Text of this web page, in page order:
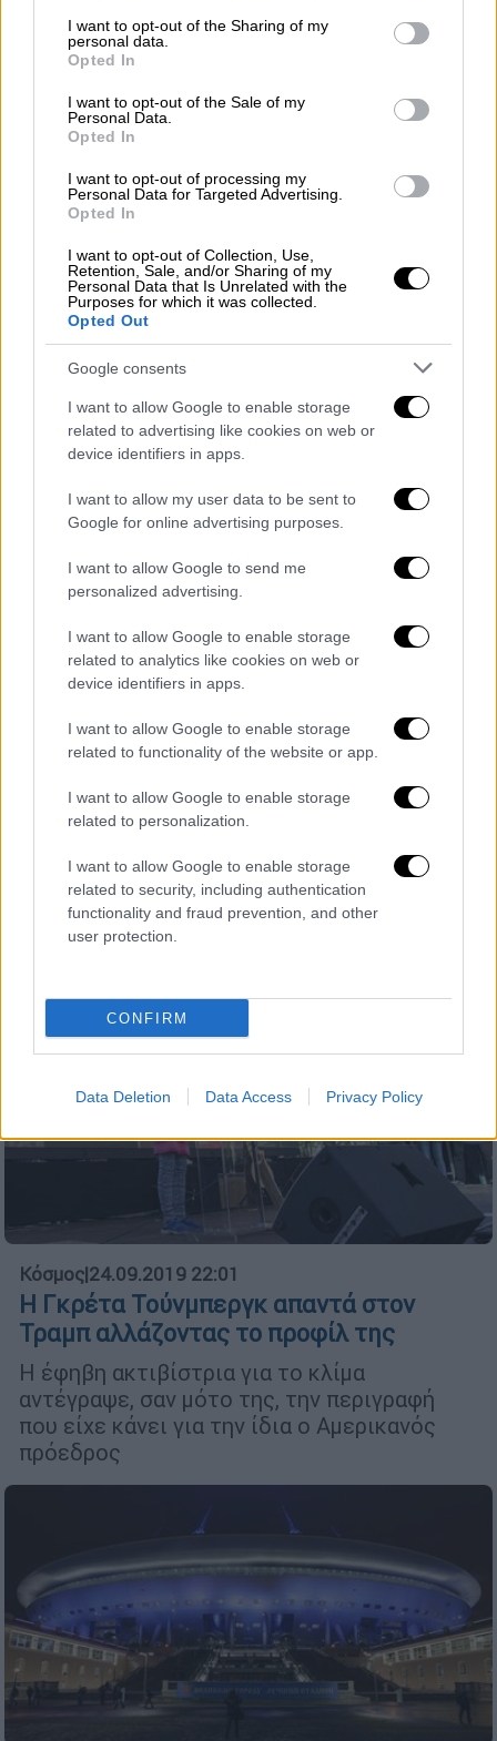
not limited to your visit or usage behaviour. You may click to
grant or deny consent to Google and its third-party tags to
use your data for below specified purposes in below Google
consent section.
I want to opt-out of the Sharing of my
personal data.
Opted In
I want to opt-out of the Sale of my
Personal Data.
Opted In
I want to opt-out of processing my
Personal Data for Targeted Advertising.
Opted In
I want to opt-out of Collection, Use,
Retention, Sale, and/or Sharing of my
Personal Data that Is Unrelated with the
Purposes for which it was collected.
Opted Out
Google consents
I want to allow Google to enable storage
related to advertising like cookies on web or
device identifiers in apps.
I want to allow my user data to be sent to
Google for online advertising purposes.
I want to allow Google to send me
personalized advertising.
I want to allow Google to enable storage
related to analytics like cookies on web or
device identifiers in apps.
I want to allow Google to enable storage
related to functionality of the website or app.
I want to allow Google to enable storage
related to personalization.
I want to allow Google to enable storage
related to security, including authentication
functionality and fraud prevention, and other
user protection.
CONFIRM
Data Deletion Data Access Privacy Policy
Κόσμος|24.09.2019 22:17
ΗΠΑ: Εν αναμονή της έναρξης
παραπομπής του Τραμπ για το
«ουκρανικό σκάνδαλο»
Η εφημερίδα Washington Post επικαλείται
της μίλησαν ζητώντας να τηρηθεί η
ανωνυμία τους
Μητσοτάκης - Τραμπ: Στο μενού
επενδύσεις, τουρκικές προκλήσεις
Πρώτη συνάντηση για τους δύο ηγέτες τα
ξημερώματα της 25ης Σεπτεμβρίου (ώρα
Ελλάδος) - Προηγήθηκε η συνάντηση του
πρωθυπουργού με τον Ζόραν Ζάεφ
Κόσμος|24.09.2019 22:01
Η Γκρέτα Τούνμπεργκ απαντά στον
Τραμπ αλλάζοντας το προφίλ της
Η έφηβη ακτιβίστρια για το κλίμα
αντέγραψε, σαν μότο της, την περιγραφή
που είχε κάνει για την ίδια ο Αμερικανός
πρόεδρος